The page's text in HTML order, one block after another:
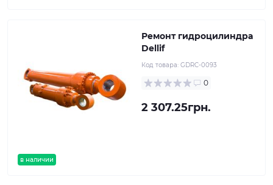
в наличии
Ремонт гидроцилиндра
Dellif
Код товара: GDRC-0093
0
2 307.25грн.